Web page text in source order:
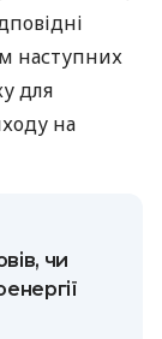
наступних
для
на
чи